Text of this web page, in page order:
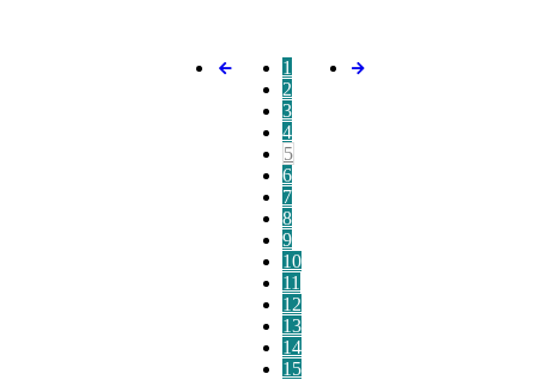
1
2
3
4
5
6
7
8
9
10
11
12
13
14
15